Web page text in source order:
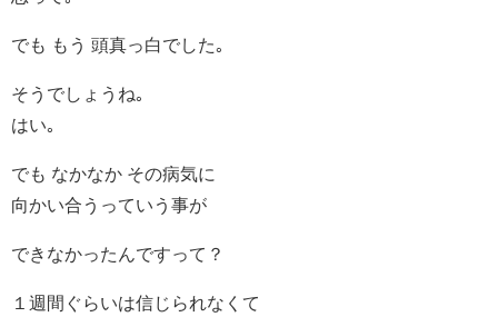
でも もう 頭真っ白でした｡
そうでしょうね｡
はい｡
でも なかなか その病気に
向かい合うっていう事が
できなかったんですって？
１週間ぐらいは信じられなくて